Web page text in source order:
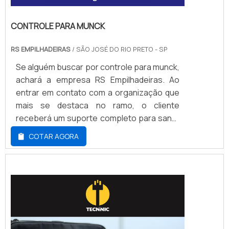
CONTROLE PARA MUNCK
RS EMPILHADEIRAS / SÃO JOSÉ DO RIO PRETO - SP
Se alguém buscar por controle para munck,
achará a empresa RS Empilhadeiras. Ao
entrar em contato com a organização que
mais se destaca no ramo, o cliente
receberá um suporte completo para sanar
eventuais dúvidas sobre o produto a ser
adquirido.DETALHES SOBRE CONTROLE
PARA MUNCKQuem quer achar controle
comprometida com seus serviços,
encontrará a RS Empilhadeiras. Com
grande know-how focado em cesta aérea
articulada e guindaste hidráulico veicular, a
COTAR AGORA